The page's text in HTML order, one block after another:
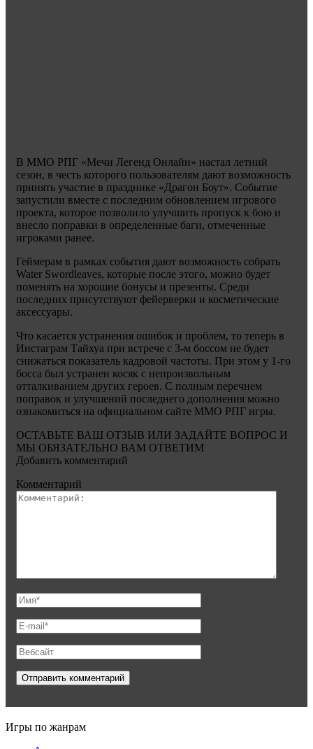
В ММО РПГ «Мечи Легенд Онлайн» настал летний
сезон, в честь которого пользователям дают возможность
принять участие в празднике «Драгон Боут». Событие
запустили вместе с последним обновлением игрового
проекта, которое позволило улучшить пропуск к бою и
внесло поправки в определенные баги, отмеченные
игроками ранее.
Геймерам в рамках события дают возможность собрать
Water Swordleaves, которые после этого, можно будет
поменять на хорошие бонусы и презенты. Среди
последних присутствуют фейерверки и косметические
аксессуары.
Что касается устранения ошибок и проблем, то теперь в
Инстаграм Тайхуа при встрече с 3-м боссом не будет
снижаться показатель кадровой частоты. При этом у 1-го
босса был устранен косяк с непроизвольным
отталкиванием других героев. С полным перечнем
поправок и улучшений последнего дополнения можно
ознакомиться на официальном сайте ММО РПГ игры.
ОСТАВЬТЕ ВАШ ОТЗЫВ ИЛИ ЗАДАЙТЕ ВОПРОС И
МЫ ОБЯЗАТЕЛЬНО ВАМ ОТВЕТИМ
Добавить комментарий
Комментарий
Игры по жанрам